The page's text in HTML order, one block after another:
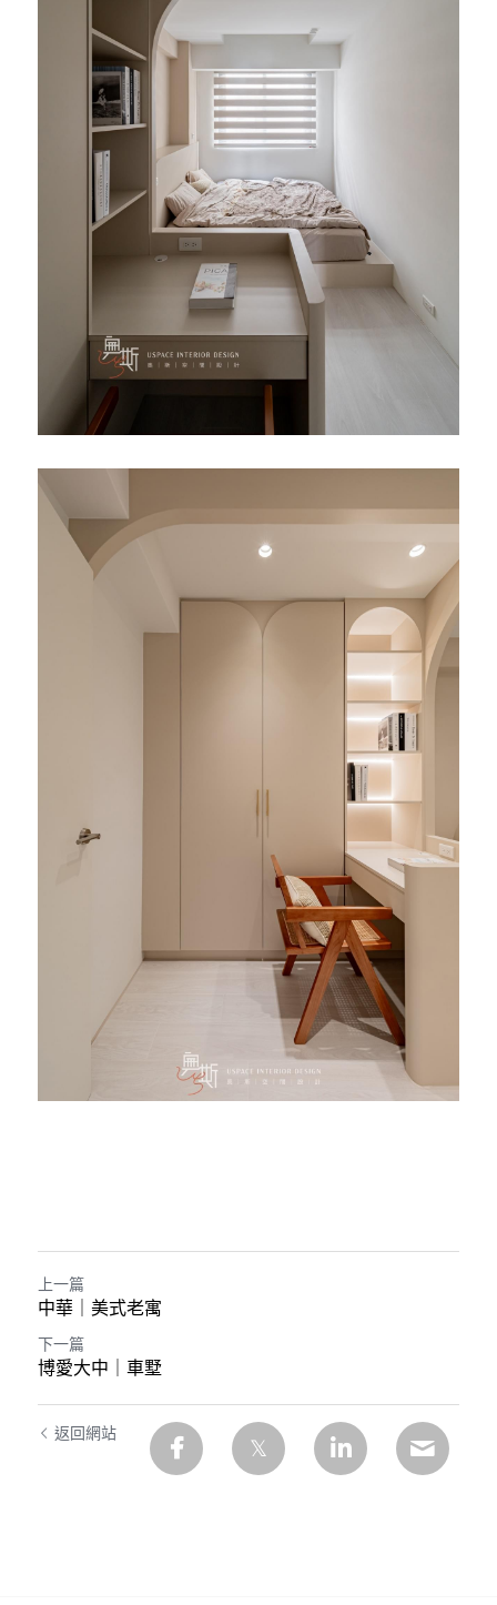
上一篇
中華｜美式老寓
下一篇
博愛大中｜車墅
返回網站